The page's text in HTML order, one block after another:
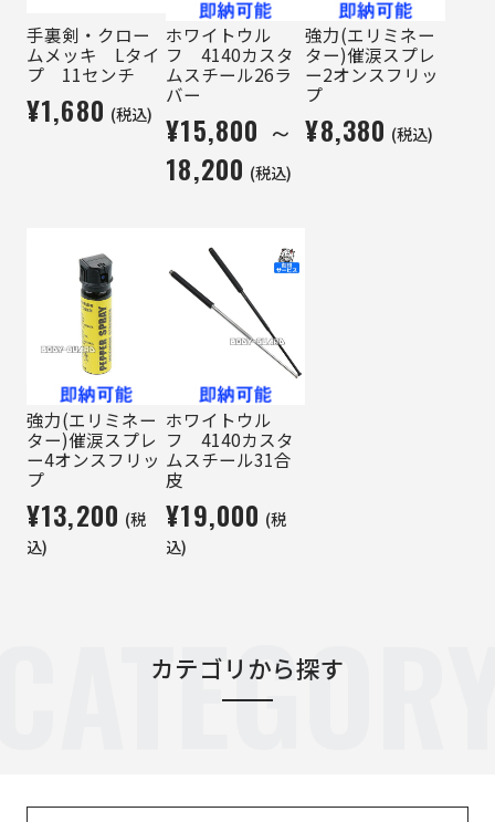
手裏剣・クロー
ムメッキ Lタイ
プ 11センチ
¥1,680 (税込)
ホワイトウル
フ 4140カスタ
ムスチール26ラ
バー
¥15,800 ～
18,200 (税込)
強力(エリミネー
ター)催涙スプレ
ー2オンスフリッ
プ
¥8,380 (税込)
強力(エリミネー
ター)催涙スプレ
ー4オンスフリッ
プ
¥13,200 (税
込)
ホワイトウル
フ 4140カスタ
ムスチール31合
皮
¥19,000 (税
込)
カテゴリから探す